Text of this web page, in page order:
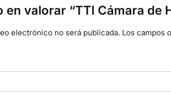
en valorar “TTI Cámara de
electrónico no será publicada. Los campos